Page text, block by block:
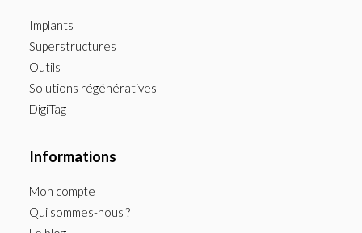
Implants
Superstructures
Outils
Solutions régénératives
DigiTag
Informations
Mon compte
Qui sommes-nous ?